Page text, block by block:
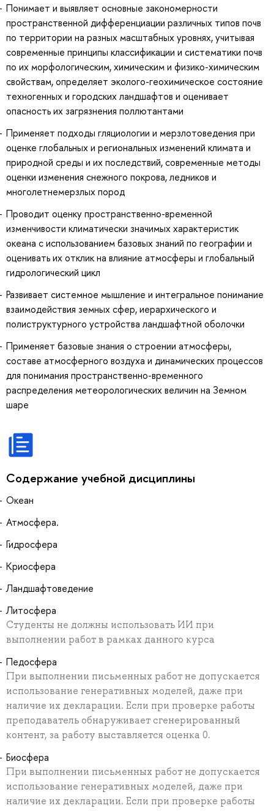
Понимает и выявляет основные закономерности
пространственной дифференциации различных типов почв
по территории на разных масштабных уровнях, учитывая
современные принципы классификации и систематики почв
по их морфологическим, химическим и физико-химическим
свойствам, определяет эколого-геохимическое состояние
техногенных и городских ландшафтов и оценивает
опасность их загрязнения поллютантами
Применяет подходы гляциологии и мерзлотоведения при
оценке глобальных и региональных изменений климата и
природной среды и их последствий, современные методы
оценки изменения снежного покрова, ледников и
многолетнемерзлых пород
Проводит оценку пространственно-временной
изменчивости климатически значимых характеристик
океана с использованием базовых знаний по географии и
оценивать их отклик на влияние атмосферы и глобальный
гидрологический цикл
Развивает системное мышление и интегральное понимание
взаимодействия земных сфер, иерархического и
полиструктурного устройства ландшафтной оболочки
Применяет базовые знания о строении атмосферы,
составе атмосферного воздуха и динамических процессов
для понимания пространственно-временного
распределения метеорологических величин на Земном
шаре
Содержание учебной дисциплины
Океан
Атмосфера.
Гидросфера
Криосфера
Ландшафтоведение
Литосфера
Студенты не должны использовать ИИ при
выполнении работ в рамках данного курса
Педосфера
При выполнении письменных работ не допускается
использование генеративных моделей, даже при
наличие их декларации. Если при проверке работы
преподаватель обнаруживает сгенерированный
контент, за работу выставляется оценка 0.
Биосфера
При выполнении письменных работ не допускается
использование генеративных моделей, даже при
наличие их декларации. Если при проверке работы